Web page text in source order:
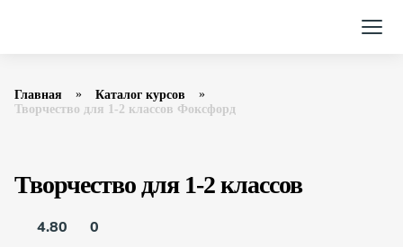
Главная
Каталог курсов
Творчество для 1-2 классов Фоксфорд
Творчество для 1-2 классов
4.80 0